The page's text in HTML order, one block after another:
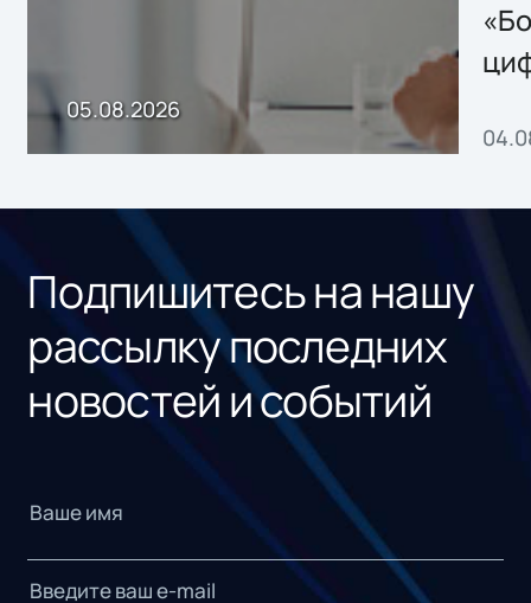
05.08.2026
Подпишитесь на нашу
рассылку последних
новостей и событий